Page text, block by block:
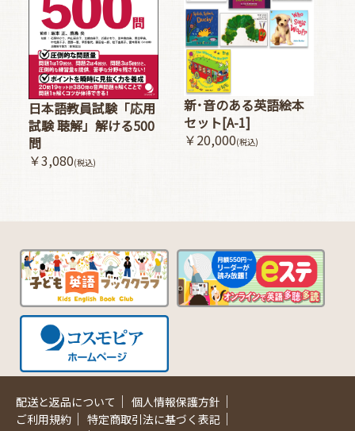
日本語教員試験「応用
試験 聴解」解ける500
問
￥3,080(税込)
新･音のある英語絵本
セット[A-1]
￥20,000(税込)
配送と返品について ｜ 個人情報保護方針 ｜
ご利用規約 ｜ 特定商取引法に基づく表記 ｜